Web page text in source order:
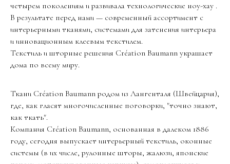
четырем поколениям и развивала технологические ноу-хау .
В результате перед нами — современный ассортимент с
интерьерными тканями, системами для затенения интерьера
и инновационным клеевым текстилем.
Текстиль и шторные решения Création Baumann украшает
дома по всему миру.
Ткани Création Baumann родом из Лангенталя (Швейцария),
где, как гласят многочисленные поговорки, "точно знают,
как ткать".
Компания Création Baumann, основанная в далеком 1886
году, сегодня выпускает интерьерный текстиль, оконные
системы (в их числе, рулонные шторы, жалюзи, японские